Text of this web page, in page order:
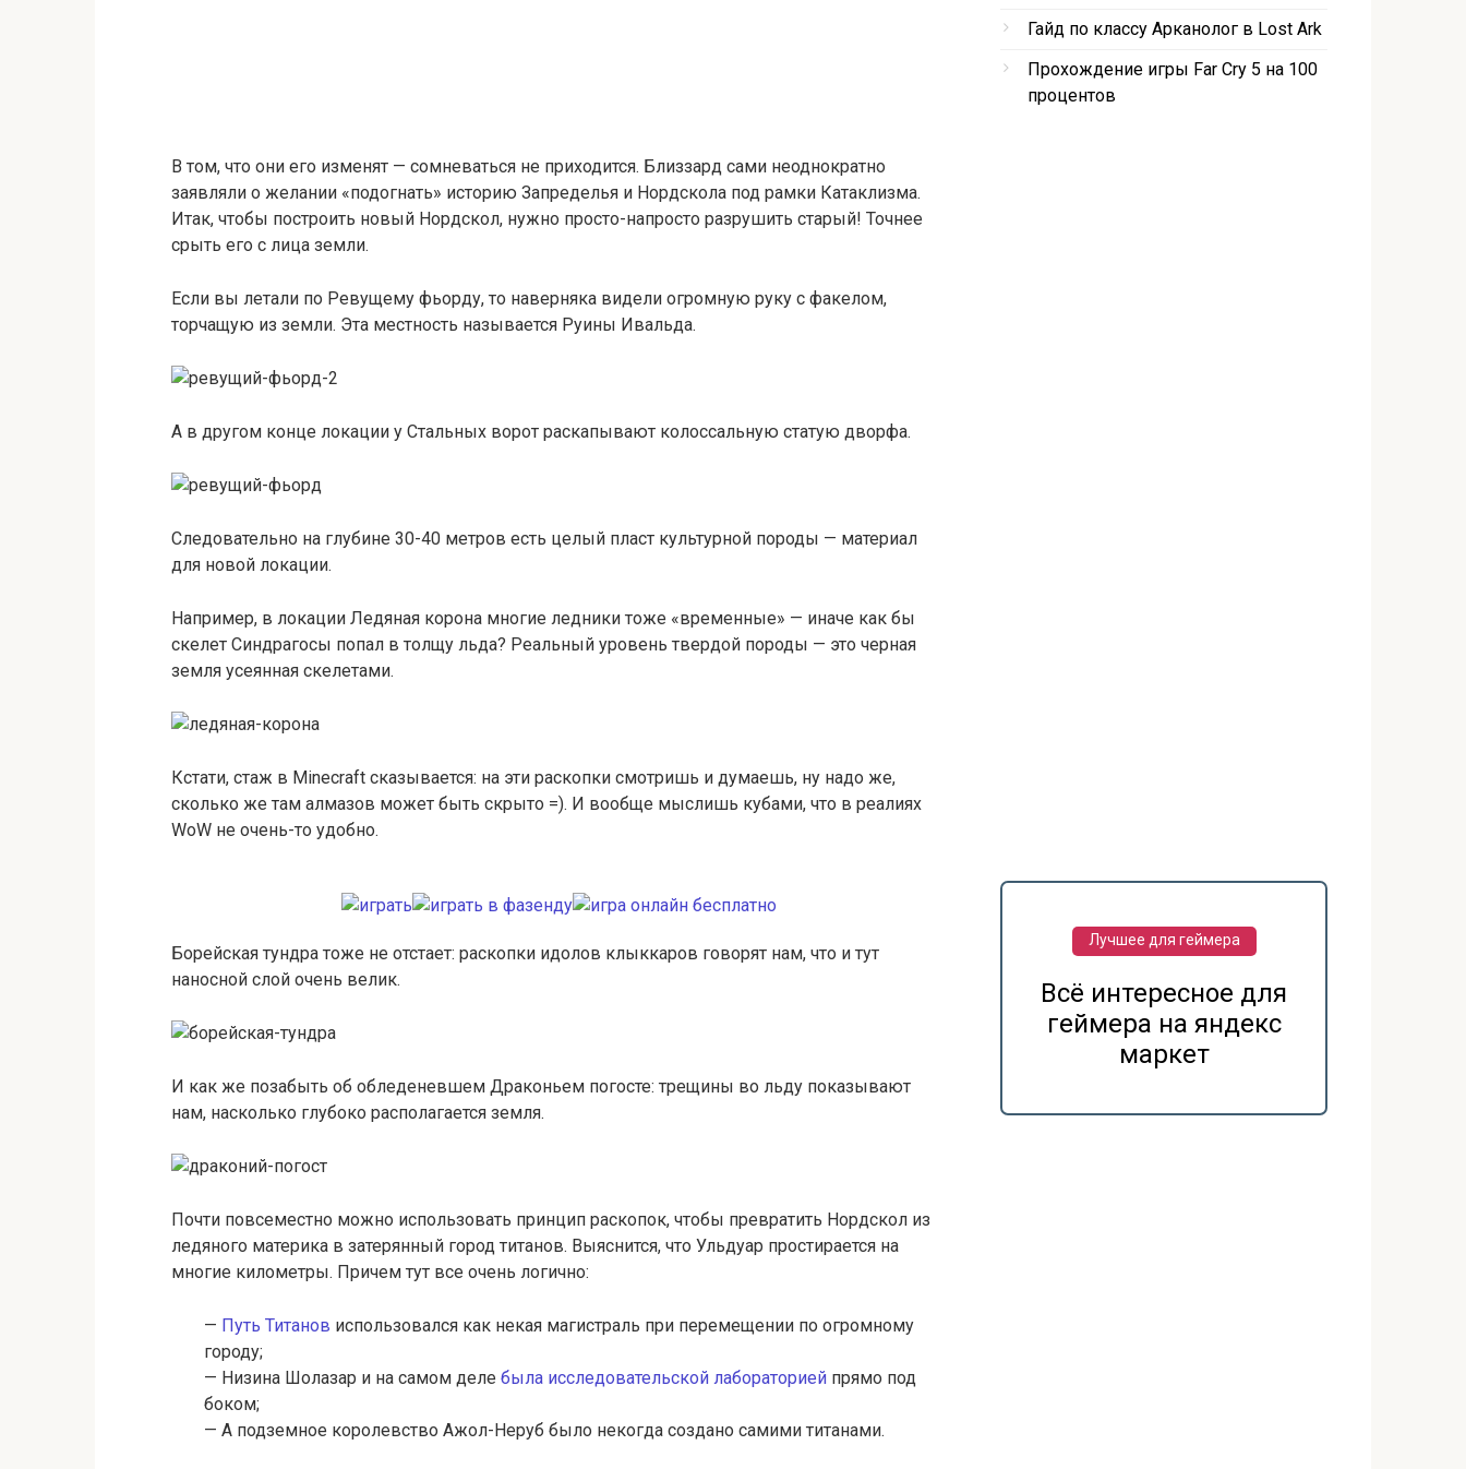
В том, что они его изменят — сомневаться не приходится. Близзард сами неоднократно
заявляли о желании «подогнать» историю Запределья и Нордскола под рамки Катаклизма.
Итак, чтобы построить новый Нордскол, нужно просто-напросто разрушить старый! Точнее
срыть его с лица земли.
Если вы летали по Ревущему фьорду, то наверняка видели огромную руку с факелом,
торчащую из земли. Эта местность называется Руины Ивальда.
А в другом конце локации у Стальных ворот раскапывают колоссальную статую дворфа.
Следовательно на глубине 30-40 метров есть целый пласт культурной породы — материал
для новой локации.
Например, в локации Ледяная корона многие ледники тоже «временные» — иначе как бы
скелет Синдрагосы попал в толщу льда? Реальный уровень твердой породы — это черная
земля усеянная скелетами.
Кстати, стаж в Minecraft сказывается: на эти раскопки смотришь и думаешь, ну надо же,
сколько же там алмазов может быть скрыто =). И вообще мыслишь кубами, что в реалиях
WoW не очень-то удобно.
Борейская тундра тоже не отстает: раскопки идолов клыккаров говорят нам, что и тут
наносной слой очень велик.
И как же позабыть об обледеневшем Драконьем погосте: трещины во льду показывают
нам, насколько глубоко располагается земля.
Почти повсеместно можно использовать принцип раскопок, чтобы превратить Нордскол из
ледяного материка в затерянный город титанов. Выяснится, что Ульдуар простирается на
многие километры. Причем тут все очень логично:
— Путь Титанов использовался как некая магистраль при перемещении по огромному
городу;
— Низина Шолазар и на самом деле была исследовательской лабораторией прямо под
боком;
— А подземное королевство Ажол-Неруб было некогда создано самими титанами.
Гайд по классу Арканолог в Lost Ark
Прохождение игры Far Cry 5 на 100
процентов
Лучшее для геймера
Всё интересное для
геймера на яндекс
маркет